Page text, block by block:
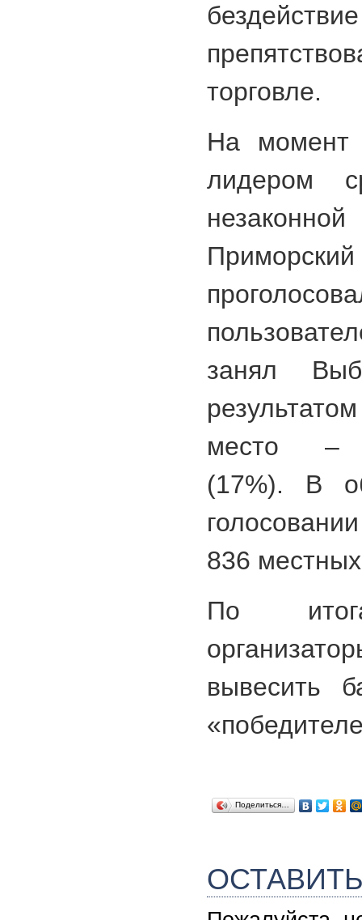
торговле.
На момент
лидером
занял
место –
(17%). В
836
По
вывесить
Поделиться…